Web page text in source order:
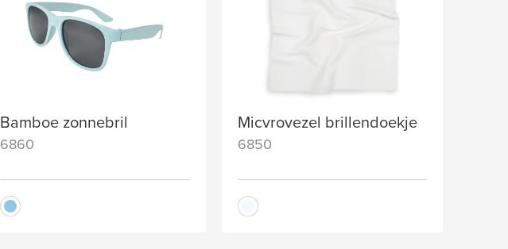
Bamboe zonnebril
6860
Micvrovezel brillendoekje
6850